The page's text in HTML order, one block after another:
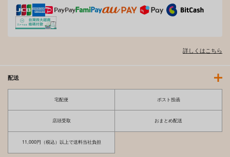
詳しくはこちら
配送
宅配便 ポスト投函
店頭受取 おまとめ配送
11,000円（税込）以上で送料当社負担